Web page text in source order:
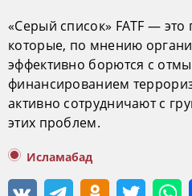
«Серый список» FATF — это
которые, по мнению
эффективно борются с
финансированием
активно сотрудничают с
этих проблем.
Исламабад